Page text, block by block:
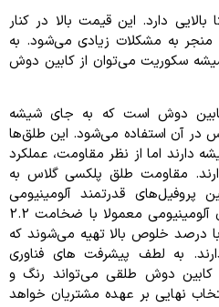
دارد. این قیمت بالا در کنار
به مشکلات زیادی می‌شود. به
سکوریت می‌توان از کابین دوش
دوش است که به جای شیشه
در آن استفاده می‌شود. این طلق‌ها
دارند اما از نظر مقاومت، عملکرد
مقاومت طلق پلکسی گلاس به
قدرتمند آلومینیومی
تضمین می‌شود. این پروفیل‌های آلومینیومی معمولا با ضخامت 2.2
درصد خلوص بالا تهیه می‌شوند که
به لطف پیشرفت‌ های فناوری
کابین دوش طلقی می‌تواند رنگ و
نهایی بر عهده مشتریان خواهد